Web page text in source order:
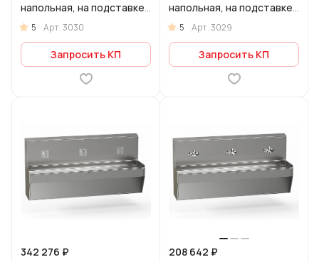
напольная, на подставке,
с 3-мя локтевыми
смесителями
5 Арт.3030
Запросить КП
напольная, на подставке,
без смесителя
5 Арт.3029
Запросить КП
342 276 ₽
208 642 ₽